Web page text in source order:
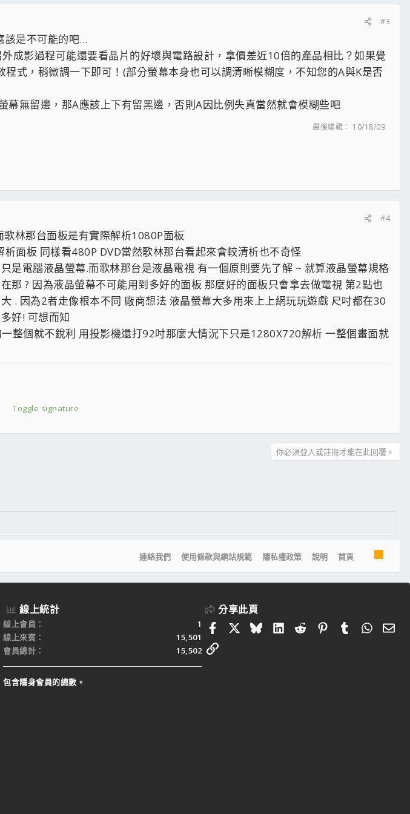
#3
是不可能的吧...
成影過程可能還要看晶片的好壞與電路設計，拿價差近10倍的產品相比？如果覺
式，稍微調一下即可！(部分螢幕本身也可以調清晰模糊度，不知您的A與K是否
無留邊，那A應該上下有留黑邊，否則A因比例失真當然就會模糊些吧
最後編輯： 10/18/09
#4
林那台面板是有實際解析1080P面板
面板 同樣看480P DVD當然歌林那台看起來會較清析也不奇怪
是電腦液晶螢幕.而歌林那台是液晶電視 有一個原則要先了解 ~ 就算液晶螢幕規格
那 ? 因為液晶螢幕不可能用到多好的面板 那麼好的面板只會拿去做電視 第2點也
. 因為2者走像根本不同 廠商想法 液晶螢幕大多用來上上網玩玩遊戲 尺吋都在30
好! 可想而知
整個就不銳利 用投影機還打92吋那麼大情況下只是1280X720解析 一整個畫面就
Toggle signature
你必須登入或註冊才能在此回覆。
連絡我們 使用條款與網站規範 隱私權政策 說明 首頁
R
S
線上統計
線上會員
1
線上來賓
15,501
會員總計
15,502
包含隱身會員的總數。
分享此頁
FacebookBlueskyLinkedIn
RedditPinterestTumblr 電
連結